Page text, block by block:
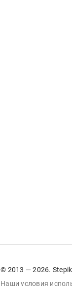
© 2013 — 2026. Stepik
Наши условия